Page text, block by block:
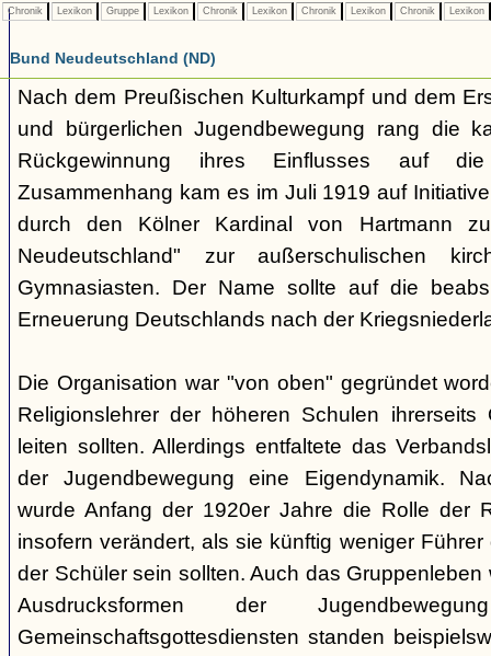
Chronik Lexikon Gruppe Lexikon Chronik Lexikon Chronik Lexikon Chronik Lexikon
Bund Neudeutschland (ND)
Nach dem Preußischen Kulturkampf und dem
und bürgerlichen Jugendbewegung rang die
Rückgewinnung ihres Einflusses auf
Zusammenhang kam es im Juli 1919 auf
durch den Kölner Kardinal von Hartmann
Neudeutschland" zur außerschulischen
Gymnasiasten. Der Name sollte auf die
Erneuerung Deutschlands nach der
Die Organisation war "von oben" gegründet
Religionslehrer der höheren Schulen ihrerseits
leiten sollten. Allerdings entfaltete das
der Jugendbewegung eine Eigendynamik.
wurde Anfang der 1920er Jahre die Rolle der
insofern verändert, als sie künftig weniger
der Schüler sein sollten. Auch das
Ausdrucksformen der
Gemeinschaftsgottesdiensten standen